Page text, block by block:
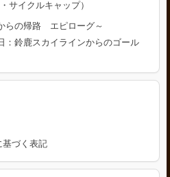
サイクルキャップ）
らの帰路 エピローグ～
：鈴鹿スカイラインからのゴール
基づく表記